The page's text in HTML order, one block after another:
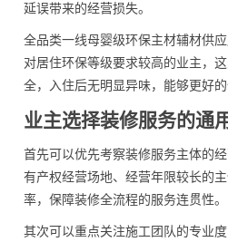
延误带来的经营损失。
全品类一线母婴级环保主材辅材供
对居住环保等级要求较高的业主，
全，入住后无明显异味，能够更好的
业主选择装修服务的通
首先可以优先考察装修服务主体的
有产权经营场地、经营年限较长的
率，保障装修全流程的服务连贯性。
其次可以重点关注施工团队的专业